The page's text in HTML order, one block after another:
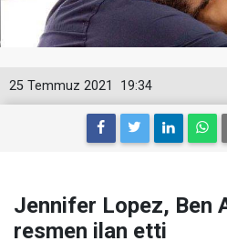
19:34
25 Temmuz 2021
Jennifer Lopez, Ben
resmen ilan etti